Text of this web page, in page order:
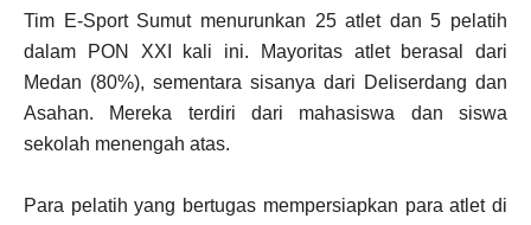
Tim E-Sport Sumut menurunkan 25 atlet dan 5 pelatih
dalam PON XXI kali ini. Mayoritas atlet berasal dari
Medan (80%), sementara sisanya dari Deliserdang dan
Asahan. Mereka terdiri dari mahasiswa dan siswa
sekolah menengah atas.
Para pelatih yang bertugas mempersiapkan para atlet di